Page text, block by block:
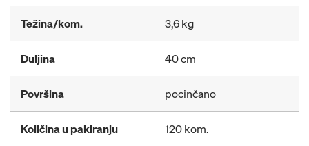
Težina/kom. 3,6 kg
Duljina 40 cm
Površina pocinčano
Količina u pakiranju 120 kom.